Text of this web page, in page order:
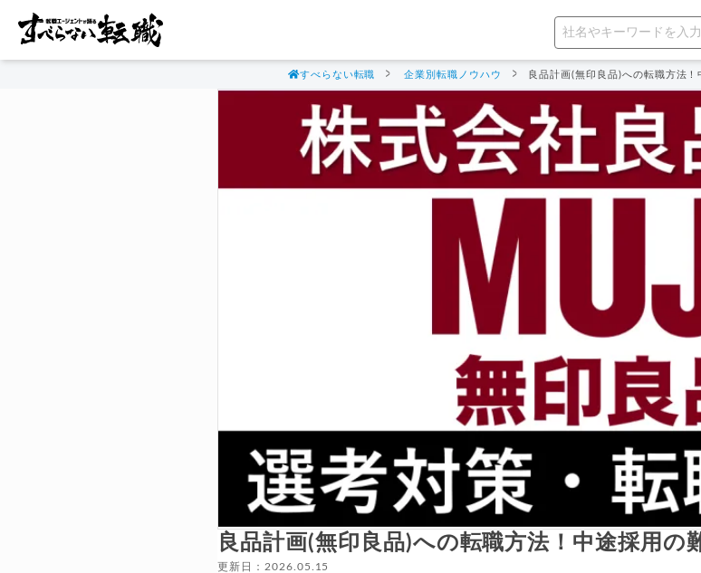
すべらない転職 企業別転職ノウハウ 良品計画(無印良品)への転職方法
良品計画(無印良品)への転職方法！中途採用の
更新日：2026.05.15